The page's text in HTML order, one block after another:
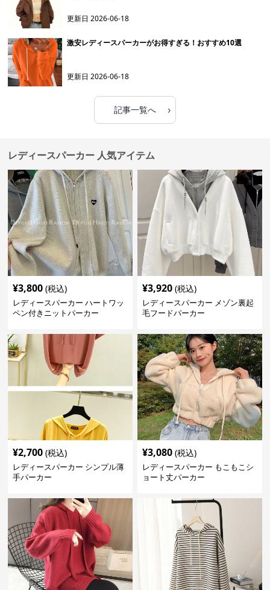
更新日2026-06-18
激安レディースパーカーがお得すぎる！おすすめ10選
更新日2026-06-18
記事一覧へ ›
レディースパーカー 人気アイテム
¥3,800 (税込)
レディースパーカー ハートワッ
ペン付きニットパーカー
¥3,920 (税込)
レディースパーカー メゾン裏起
毛フードパーカー
¥2,700 (税込)
レディースパーカー シンプル薄
手パーカー
¥3,080 (税込)
レディースパーカー もこもこシ
ョート丈パーカー